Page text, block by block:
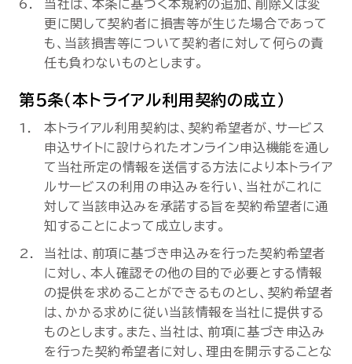
当社は、本条に基づく本規約の追加、削除又は変
更に関して契約者に損害等が生じた場合であって
も、当該損害等について契約者に対して何らの責
任も負わないものとします。
第5条（本トライアル利用契約の成立）
本トライアル利用契約は、契約希望者が、サービス
申込サイトに設けられたオンライン申込機能を通し
て当社所定の情報を送信する方法により本トライア
ルサービスの利用の申込みを行い、当社がこれに
対して当該申込みを承諾する旨を契約希望者に通
知することによって成立します。
当社は、前項に基づき申込みを行った契約希望者
に対し、本人確認その他の目的で必要とする情報
の提供を求めることができるものとし、契約希望者
は、かかる求めに従い当該情報を当社に提供する
ものとします。また、当社は、前項に基づき申込み
を行った契約希望者に対し、理由を開示することな